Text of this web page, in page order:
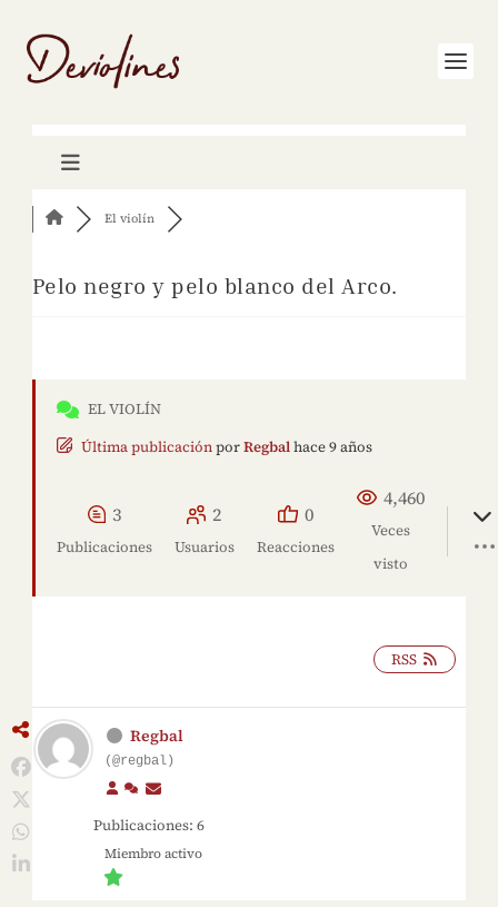
El violín
Pelo negro y pelo blanco del Arco.
EL VIOLÍN
Última publicaciónporRegbalhace 9 años
3
Publicaciones
2
Usuarios
0
Reacciones
4,460
Veces
visto
RSS
Regbal
(@regbal)
Publicaciones: 6
Miembro activo